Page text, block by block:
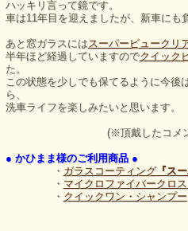
ハッキリ言って鏡です。
車は11年目を迎えましたが、新車にも
あと窓ガラスにはスーパービュークリ
半年ほど経過していますのでクイック
た。
この状態を少しでも保てるように今後
ら、
洗車ライフを楽しみたいと思います。
(※頂戴したコメ
● かひまま様のご利用商品 ●
・ ガラスコーティング『ス
・ マイクロファイバークロス
・ クイックワン・シャンプー